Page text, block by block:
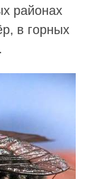
районах
в горных